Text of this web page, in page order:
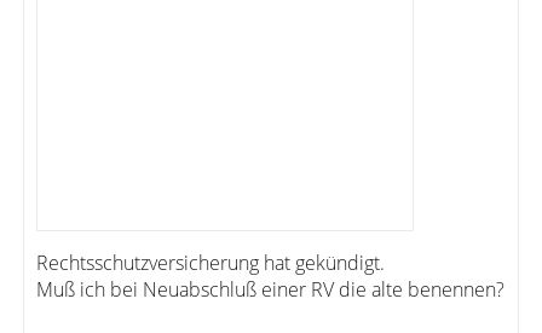
Rechtsschutzversicherung hat gekündigt.
Muß ich bei Neuabschluß einer RV die alte benennen?